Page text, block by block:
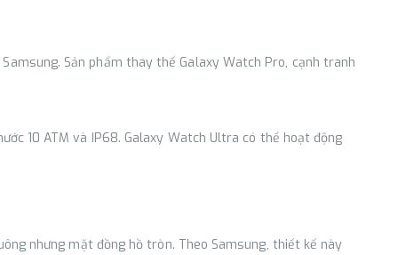
Sản phẩm thay thế Galaxy Watch Pro, cạnh tranh
10 ATM và IP68. Galaxy Watch Ultra có thể hoạt động
nhưng mặt đồng hồ tròn. Theo Samsung, thiết kế này